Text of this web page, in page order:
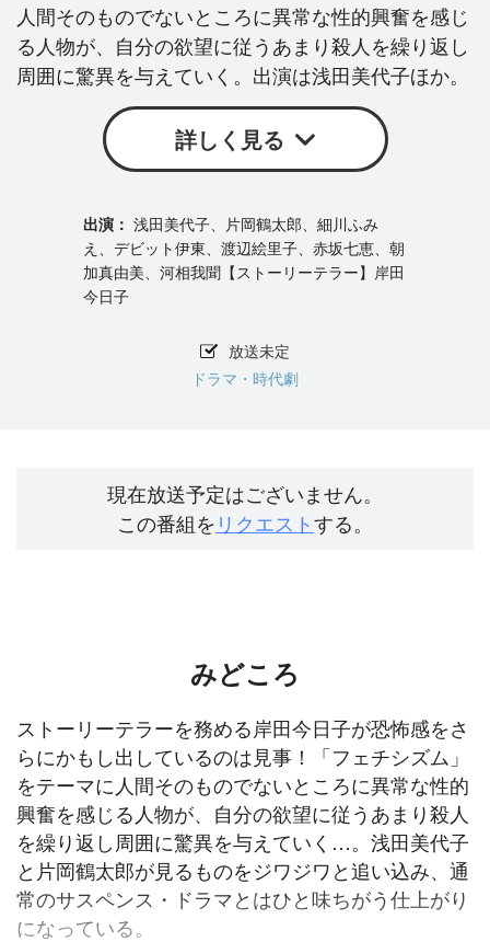
人間そのものでないところに異常な性的興奮を感じ
る人物が、自分の欲望に従うあまり殺人を繰り返し
周囲に驚異を与えていく。出演は浅田美代子ほか。
詳しく見る
浅田美代子、片岡鶴太郎、細川ふみ
え、デビット伊東、渡辺絵里子、赤坂七恵、朝
加真由美、河相我聞【ストーリーテラー】岸田
今日子
放送未定
ドラマ・時代劇
現在放送予定はございません。
この番組を リクエストする。
みどころ
ストーリーテラーを務める岸田今日子が恐怖感をさ
らにかもし出しているのは見事！「フェチシズム」
をテーマに人間そのものでないところに異常な性的
興奮を感じる人物が、自分の欲望に従うあまり殺人
を繰り返し周囲に驚異を与えていく…。浅田美代子
と片岡鶴太郎が見るものをジワジワと追い込み、通
常のサスペンス・ドラマとはひと味ちがう仕上がり
になっている。